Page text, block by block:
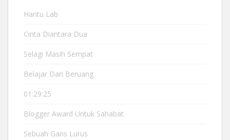
Hantu Lab
Cinta Diantara Dua
Selagi Masih Sempat
Belajar Dari Beruang
01:29:25
Blogger Award Untuk Sahabat
Sebuah Garis Lurus